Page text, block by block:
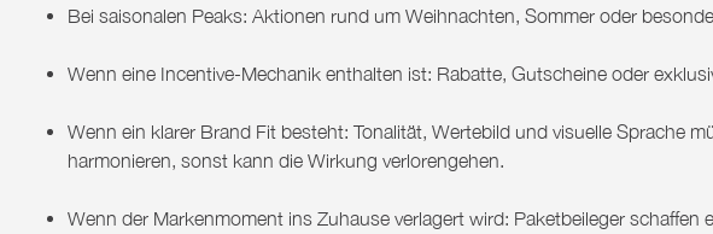
Bei saisonalen Peaks: Aktionen rund um Weihnachten, Sommer oder
Wenn eine Incentive-Mechanik enthalten ist: Rabatte, Gutscheine oder
Wenn ein klarer Brand Fit besteht: Tonalität, Wertebild und visuelle Sprache
harmonieren, sonst kann die Wirkung verlorengehen.
Wenn der Markenmoment ins Zuhause verlagert wird: Paketbeileger schaffen